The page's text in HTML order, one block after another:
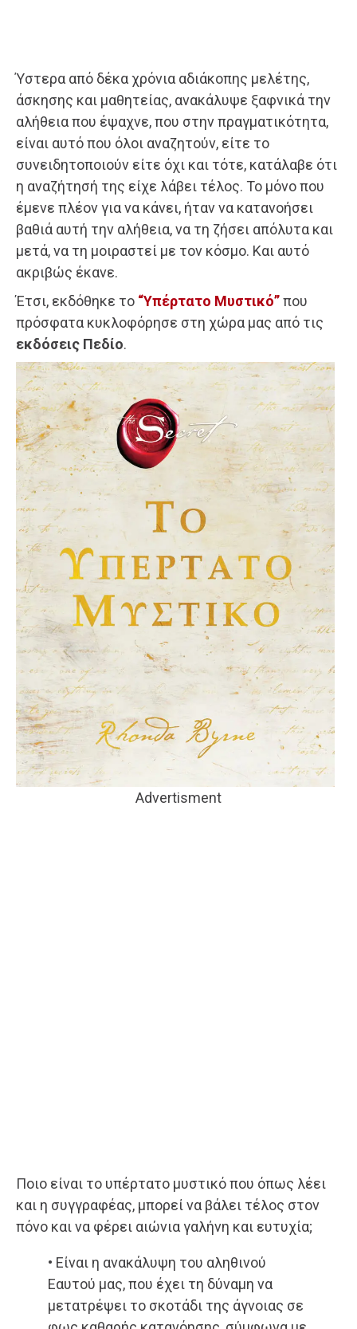
Ύστερα από δέκα χρόνια αδιάκοπης μελέτης,
άσκησης και μαθητείας, ανακάλυψε ξαφνικά την
αλήθεια που έψαχνε, που στην πραγματικότητα,
είναι αυτό που όλοι αναζητούν, είτε το
συνειδητοποιούν είτε όχι και τότε, κατάλαβε ότι
η αναζήτησή της είχε λάβει τέλος. Το μόνο που
έμενε πλέον για να κάνει, ήταν να κατανοήσει
βαθιά αυτή την αλήθεια, να τη ζήσει απόλυτα και
μετά, να τη μοιραστεί με τον κόσμο. Και αυτό
ακριβώς έκανε.
Έτσι, εκδόθηκε το “Υπέρτατο Μυστικό”που
πρόσφατα κυκλοφόρησε στη χώρα μας από τις
εκδόσεις Πεδίο.
Advertisment
Ποιο είναι το υπέρτατο μυστικό που όπως λέει
και η συγγραφέας, μπορεί να βάλει τέλος στον
πόνο και να φέρει αιώνια γαλήνη και ευτυχία;
• Είναι η ανακάλυψη του αληθινού
Εαυτού μας, που έχει τη δύναμη να
μετατρέψει το σκοτάδι της άγνοιας σε